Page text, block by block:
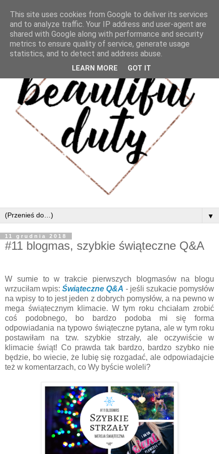
▼
11 grudnia 2018
#11 blogmas, szybkie świąteczne Q&A
W sumie to w trakcie pierwszych blogmasów na blogu
wrzuciłam wpis: Świąteczne Q&A - jeśli szukacie pomysłów
na wpisy to to jest jeden z dobrych pomysłów, a na pewno w
mega świątecznym klimacie. W tym roku chciałam zrobić
coś podobnego, bo bardzo podoba mi się forma
odpowiadania na typowo świąteczne pytana, ale w tym roku
postawiłam na tzw. szybkie strzały, ale oczywiście w
klimacie świąt! Co prawda tak bardzo, bardzo szybko nie
będzie, bo wiecie, że lubię się rozgadać, ale odpowiadajcie
też w komentarzach, co Wy byście woleli?
This site uses cookies from Google to deliver its services
and to analyze traffic. Your IP address and user-agent are
shared with Google along with performance and security
metrics to ensure quality of service, generate usage
statistics, and to detect and address abuse.
LEARN MORE GOT IT